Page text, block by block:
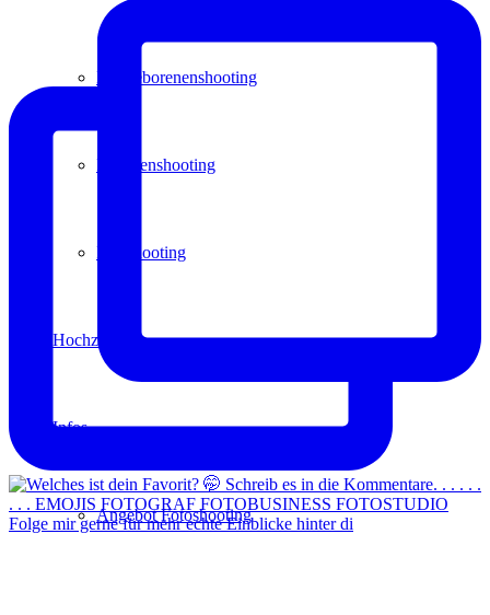
Neugeborenenshooting
Familienshooting
Paarshooting
Hochzeit
Infos
Angebot Fotoshooting
Folge mir gerne für mehr echte Einblicke hinter di